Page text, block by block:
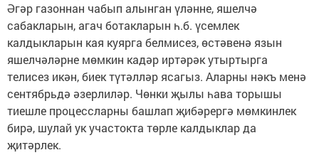
Әгәр газоннан чабып алынган үләнне, яшелчә
сабакларын, агач ботакларын һ.б. үсемлек
калдыкларын кая куярга белмисез, өстәвенә язын
яшелчәләрне мөмкин кадәр иртәрәк утыртырга
телисез икән, биек түтәлләр ясагыз. Аларны нәкъ менә
сентябрьдә әзерлиләр. Чөнки җылы һава торышы
тиешле процессларны башлап җибәрергә мөмкинлек
бирә, шулай ук участокта төрле калдыклар да
җитәрлек.